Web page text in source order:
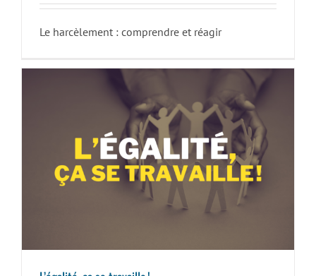
Le harcèlement : comprendre et réagir
L’égalité, ça se travaille !